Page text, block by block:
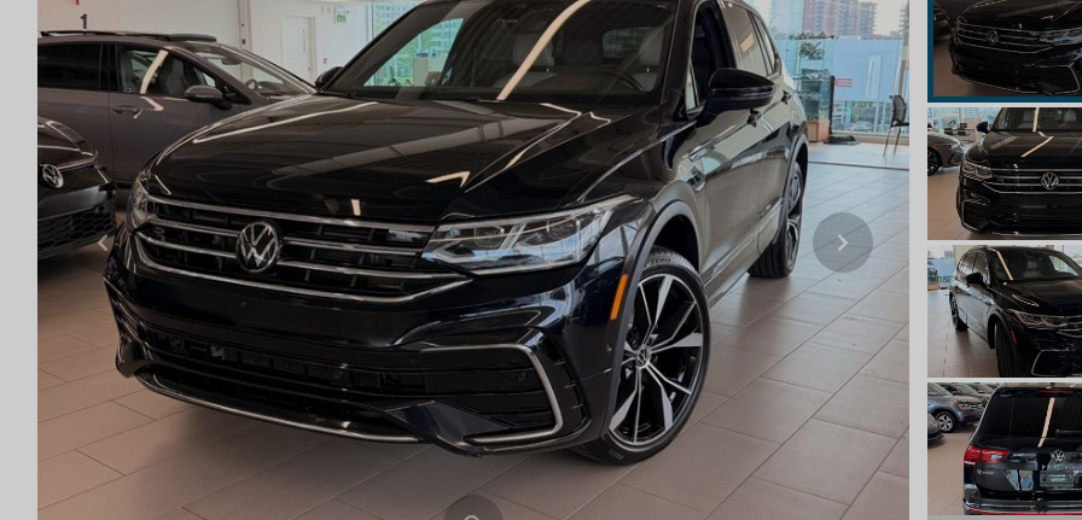
Previous Next